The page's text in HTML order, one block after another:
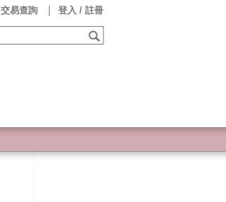
交易查詢 登入 / 註冊